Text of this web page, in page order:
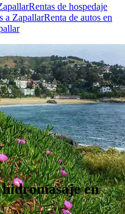
Rentas de hospedaje
a ZapallarRenta de autos en
en